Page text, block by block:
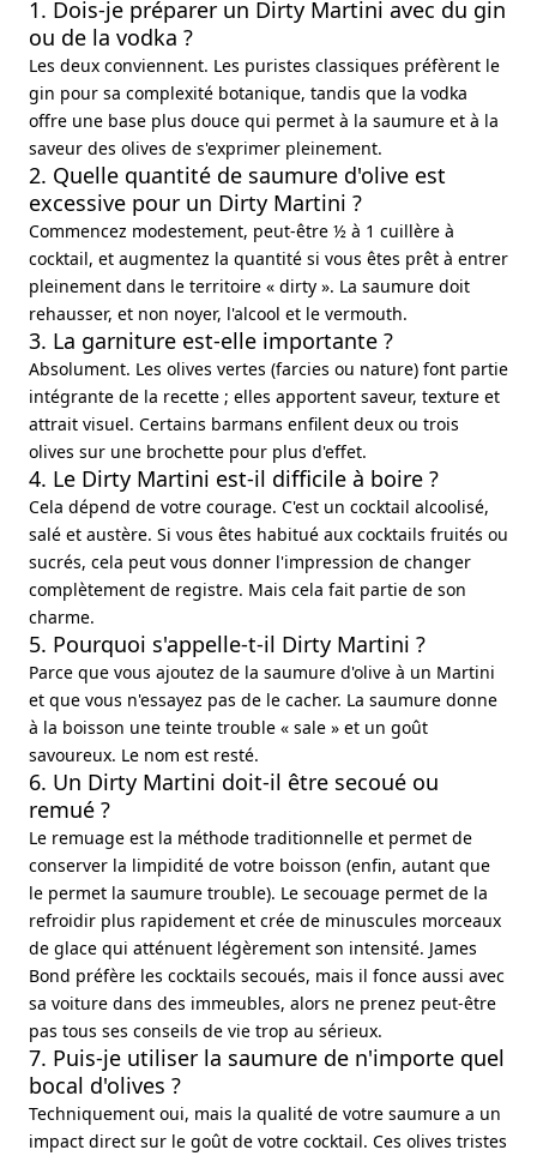
1. Dois-je préparer un Dirty Martini avec du gin
ou de la vodka ?
Les deux conviennent. Les puristes classiques préfèrent le
gin pour sa complexité botanique, tandis que la vodka
offre une base plus douce qui permet à la saumure et à la
saveur des olives de s'exprimer pleinement.
2. Quelle quantité de saumure d'olive est
excessive pour un Dirty Martini ?
Commencez modestement, peut-être ½ à 1 cuillère à
cocktail, et augmentez la quantité si vous êtes prêt à entrer
pleinement dans le territoire « dirty ». La saumure doit
rehausser, et non noyer, l'alcool et le vermouth.
3. La garniture est-elle importante ?
Absolument. Les olives vertes (farcies ou nature) font partie
intégrante de la recette ; elles apportent saveur, texture et
attrait visuel. Certains barmans enfilent deux ou trois
olives sur une brochette pour plus d'effet.
4. Le Dirty Martini est-il difficile à boire ?
Cela dépend de votre courage. C'est un cocktail alcoolisé,
salé et austère. Si vous êtes habitué aux cocktails fruités ou
sucrés, cela peut vous donner l'impression de changer
complètement de registre. Mais cela fait partie de son
charme.
5. Pourquoi s'appelle-t-il Dirty Martini ?
Parce que vous ajoutez de la saumure d'olive à un Martini
et que vous n'essayez pas de le cacher. La saumure donne
à la boisson une teinte trouble « sale » et un goût
savoureux. Le nom est resté.
6. Un Dirty Martini doit-il être secoué ou
remué ?
Le remuage est la méthode traditionnelle et permet de
conserver la limpidité de votre boisson (enfin, autant que
le permet la saumure trouble). Le secouage permet de la
refroidir plus rapidement et crée de minuscules morceaux
de glace qui atténuent légèrement son intensité. James
Bond préfère les cocktails secoués, mais il fonce aussi avec
sa voiture dans des immeubles, alors ne prenez peut-être
pas tous ses conseils de vie trop au sérieux.
7. Puis-je utiliser la saumure de n'importe quel
bocal d'olives ?
Techniquement oui, mais la qualité de votre saumure a un
impact direct sur le goût de votre cocktail. Ces olives tristes